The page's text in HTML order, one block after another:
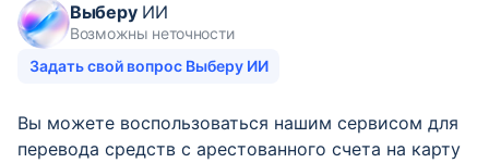
ВыберуИИ
Возможны неточности
Задать свой вопрос Выберу ИИ
Вы можете воспользоваться нашим сервисом для
перевода средств с арестованного счета на карту